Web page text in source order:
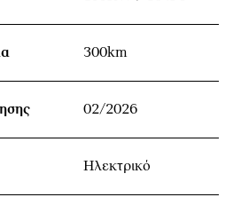
300km
02/2026
Ηλεκτρικό